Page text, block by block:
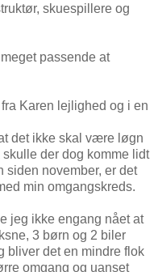
skuespillere og
passende at
Karen lejlighed og i en
det ikke skal være løgn
der dog komme lidt
siden november, er det
min omgangskreds.
jeg ikke engang nået at
3 børn og 2 biler
det en mindre flok
omgang og uanset